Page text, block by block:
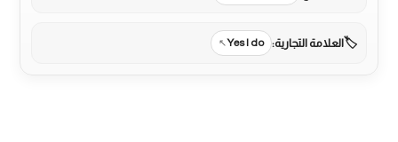
العلامة التجارية: Yes I do